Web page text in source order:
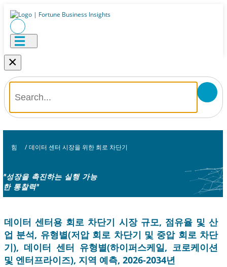
×
힘 / 데이터 센터 시장을 위한 회로 차단기
"성장을 촉진하는 실행 가능
한 통찰력"
데이터 센터용 회로 차단기 시장 규모, 점유율 및 산
업 분석, 유형별(저압 회로 차단기 및 중압 회로 차단
기), 데이터 센터 유형별(하이퍼스케일, 코로케이션
및 엔터프라이즈), 지역 예측, 2026-2034년